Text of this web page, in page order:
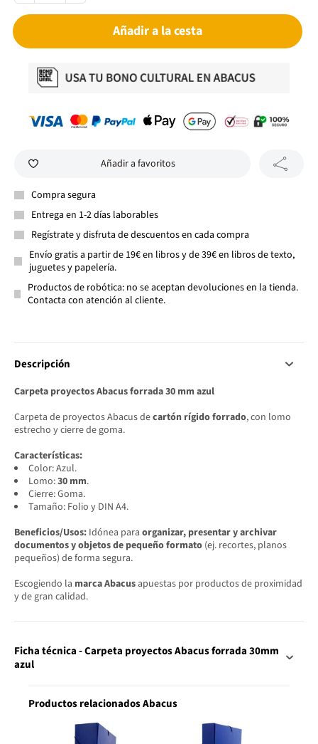
Añadir a la cesta
Añadir a favoritos
Compra segura
Entrega en 1-2 días laborables
Regístrate y disfruta de descuentos en cada compra
Envío gratis a partir de 19€ en libros y de 39€ en libros de texto,
juguetes y papelería.
Productos de robótica: no se aceptan devoluciones en la tienda.
Contacta con atención al cliente.
Descripción
Carpeta proyectos Abacus forrada 30 mm azul
Carpeta de proyectos Abacus decartón rígido forrado, con lomo
estrecho y cierre de goma.
Características:
Color: Azul.
Lomo:30 mm.
Cierre: Goma.
Tamaño: Folio y DIN A4.
Beneficios/Usos: Idónea para organizar, presentar y archivar
documentos y objetos de pequeño formato (ej. recortes, planos
pequeños) de forma segura.
Escogiendo la marca Abacusapuestas por productos de proximidad
y de gran calidad.
Ficha técnica - Carpeta proyectos Abacus forrada 30mm
azul
Productos relacionados Abacus